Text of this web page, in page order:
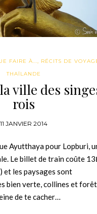
FAIRE À..., RÉCITS DE
THAÏLANDE
ville des
rois
11 JANVIER 2014
Ayutthaya pour Lopburi,
Le billet de train coûte
et les paysages sont
bien verte, collines et
de te cacher…